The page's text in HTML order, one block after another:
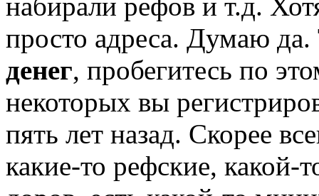
просто адреса. Думаю да.
денег, пробегитесь по
некоторых вы
пять лет назад. Скорее
какие-то рефские,